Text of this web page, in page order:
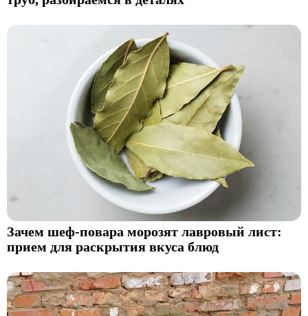
Зачем шеф-повара морозят лавровый лист:
прием для раскрытия вкуса блюд